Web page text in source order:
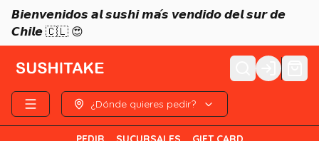
𝘽𝙞𝙚𝙣𝙫𝙚𝙣𝙞𝙙𝙤𝙨 𝙖𝙡 𝙨𝙪𝙨𝙝𝙞 𝙢𝙖́𝙨 𝙫𝙚𝙣𝙙𝙞𝙙𝙤 𝙙𝙚𝙡 𝙨𝙪𝙧 𝙙𝙚
𝘾𝙝𝙞𝙡𝙚 🇨🇱 😍
Login
¿Dónde quieres pedir?